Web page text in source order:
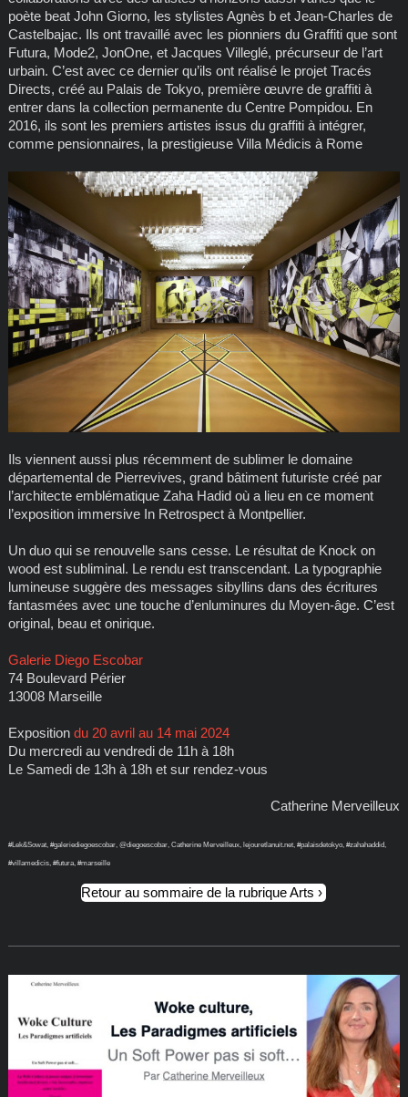
poète beat John Giorno, les stylistes Agnès b et Jean-Charles de
Castelbajac. Ils ont travaillé avec les pionniers du Graffiti que sont
Futura, Mode2, JonOne, et Jacques Villeglé, précurseur de l’art
urbain. C’est avec ce dernier qu’ils ont réalisé le projet Tracés
Directs, créé au Palais de Tokyo, première œuvre de graffiti à
entrer dans la collection permanente du Centre Pompidou. En
2016, ils sont les premiers artistes issus du graffiti à intégrer,
comme pensionnaires, la prestigieuse Villa Médicis à Rome
Ils viennent aussi plus récemment de sublimer le domaine
départemental de Pierrevives, grand bâtiment futuriste créé par
l’architecte emblématique Zaha Hadid où a lieu en ce moment
l’exposition immersive In Retrospect à Montpellier.
Un duo qui se renouvelle sans cesse. Le résultat de Knock on
wood est subliminal. Le rendu est transcendant. La typographie
lumineuse suggère des messages sibyllins dans des écritures
fantasmées avec une touche d’enluminures du Moyen-âge. C’est
original, beau et onirique.
Galerie Diego Escobar
74 Boulevard Périer
13008 Marseille
Exposition du 20 avril au 14 mai 2024
Du mercredi au vendredi de 11h à 18h
Le Samedi de 13h à 18h et sur rendez-vous
Catherine Merveilleux
#Lek&Sowat, #galeriediegoescobar, @diegoescobar, Catherine Merveilleux, lejouretlanuit.net, #palaisdetokyo, #zahahaddid,
#villamedicis, #futura, #marseille
Retour au sommaire de la rubrique Arts